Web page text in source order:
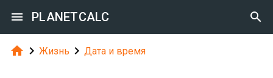
 PLANETCALC 
  Жизнь  Дата и время